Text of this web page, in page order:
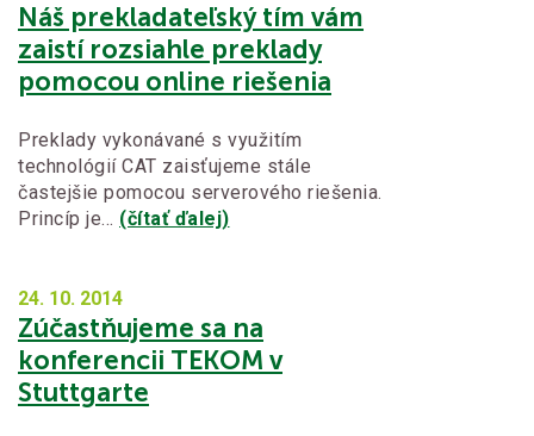
Náš prekladateľský tím vám
zaistí rozsiahle preklady
pomocou online riešenia
Preklady vykonávané s využitím
technológií CAT zaisťujeme stále
častejšie pomocou serverového riešenia.
Princíp je… (čítať ďalej)
24. 10. 2014
Zúčastňujeme sa na
konferencii TEKOM v
Stuttgarte